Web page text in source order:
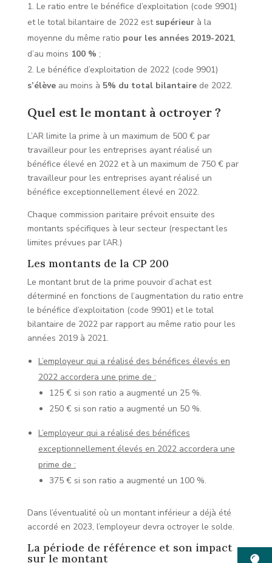
Le ratio entre le bénéfice d’exploitation (code 9901)
et le total bilantaire de 2022 est supérieurà la
moyenne du même ratio pour les années 2019-2021,
d’au moins 100 % ;
Le bénéfice d’exploitation de 2022 (code 9901)
s’élèveau moins à 5% du total bilantairede 2022.
Quel est le montant à octroyer ?
L’AR limite la prime à un maximum de 500 € par
travailleur pour les entreprises ayant réalisé un
bénéfice élevé en 2022 et à un maximum de 750 € par
travailleur pour les entreprises ayant réalisé un
bénéfice exceptionnellement élevé en 2022.
Chaque commission paritaire prévoit ensuite des
montants spécifiques à leur secteur (respectant les
limites prévues par l‘AR.)
Les montants de la CP 200
Le montant brut de la prime pouvoir d’achat est
déterminé en fonctions de l’augmentation du ratio entre
le bénéfice d’exploitation (code 9901) et le total
bilantaire de 2022 par rapport au même ratio pour les
années 2019 à 2021.
L’employeur qui a réalisé des bénéfices élevés en
2022 accordera une prime de :
125 € si son ratio a augmenté un 25 %.
250 € si son ratio a augmenté un 50 %.
L’employeur qui a réalisé des bénéfices
exceptionnellement élevés en 2022 accordera une
prime de :
375 € si son ratio a augmenté un 100 %.
Dans l’éventualité où un montant inférieur a déjà été
accordé en 2023, l’employeur devra octroyer le solde.
La période de référence et son impact
sur le montant